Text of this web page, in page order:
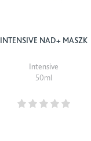
INTENSIVE NAD+ MASZK
Intensive
50ml